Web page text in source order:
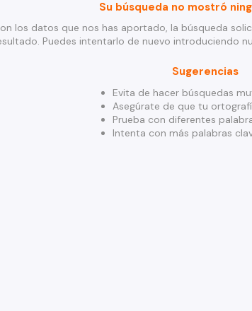
Su búsqueda no mostró
los datos que nos has aportado, la búsqueda
Puedes intentarlo de nuevo introduciendo
Sugerencias
Evita de hacer búsquedas
Asegúrate de que tu
Prueba con diferentes
Intenta con más palabras